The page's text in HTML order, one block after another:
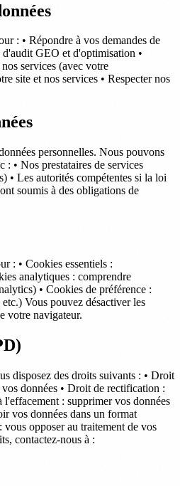
: • Répondre à vos demandes de
GEO et d'optimisation •
services (avec votre
site et nos services • Respecter nos
personnelles. Nous pouvons
: • Nos prestataires de services
• Les autorités compétentes si la loi
soumis à des obligations de
: • Cookies essentiels :
analytiques : comprendre
• Cookies de préférence :
Vous pouvez désactiver les
votre navigateur.
disposez des droits suivants : • Droit
données • Droit de rectification :
: supprimer vos données
vos données dans un format
opposer au traitement de vos
contactez-nous à :